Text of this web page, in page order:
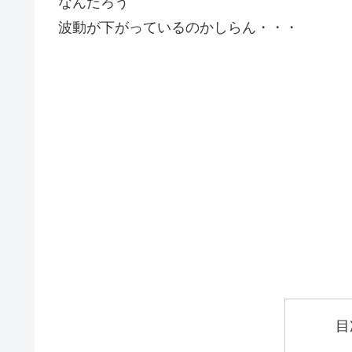
波動が下がっているのかしらん・・・